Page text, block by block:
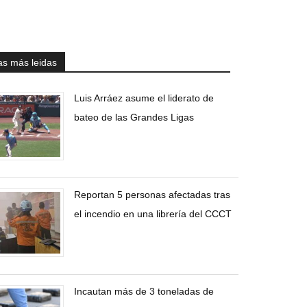
más leidas
Luis Arráez asume el liderato de
bateo de las Grandes Ligas
Reportan 5 personas afectadas tras
el incendio en una librería del CCCT
Incautan más de 3 toneladas de